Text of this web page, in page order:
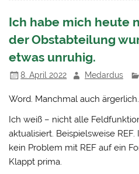
Ich habe mich heute
der Obstabteilung
etwas unruhig.
8. April 2022 Medardus
Word. Manchmal auch ärgerlich.
Ich weiß – nicht alle
aktualisiert. Beispielsweise
kein Problem mit REF auf ein
Klappt prima.